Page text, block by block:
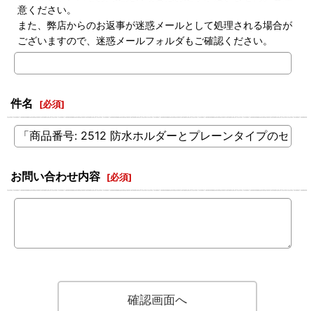
意ください。
また、弊店からのお返事が迷惑メールとして処理される場合が
ございますので、迷惑メールフォルダもご確認ください。
件名 [必須]
お問い合わせ内容 [必須]
確認画面へ